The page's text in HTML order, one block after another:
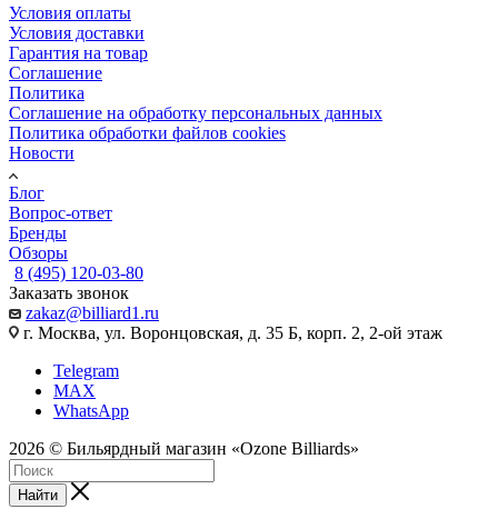
Условия оплаты
Условия доставки
Гарантия на товар
Соглашение
Политика
Соглашение на обработку персональных данных
Политика обработки файлов cookies
Новости
Блог
Вопрос-ответ
Бренды
Обзоры
8 (495) 120-03-80
Заказать звонок
zakaz@billiard1.ru
г. Москва, ул. Воронцовская, д. 35 Б, корп. 2, 2-ой этаж
Telegram
MAX
WhatsApp
2026 © Бильярдный магазин «Ozone Billiards»
Найти